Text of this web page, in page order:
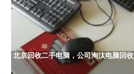
北京回收二手电脑，公司淘汰电脑回收